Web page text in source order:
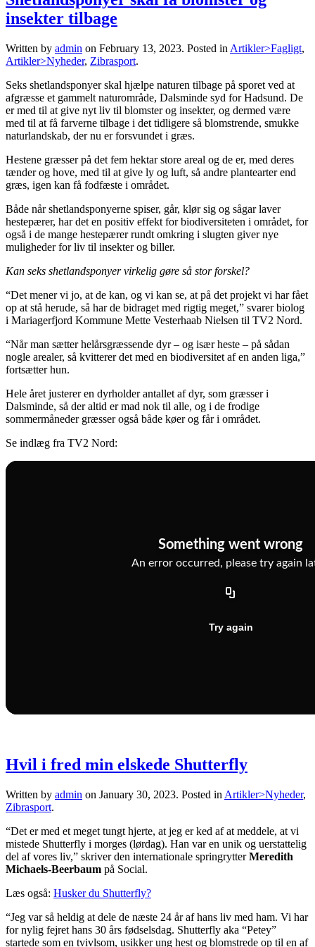
insekter tilbage
Written by admin on February 13, 2023. Posted in Artikler>Fagligt,
Artikler>Nyheder, Zibrasport.
Seks shetlandsponyer skal hjælpe naturen tilbage på sporet ved at
afgræsse et gammelt naturområde, Dalsminde syd for Hadsund. De
er med til at give nyt liv til blomster og insekter, og dermed være
med til at få farverne tilbage i det tidligere så blomstrende, smukke
naturlandskab, der nu er forsvundet i græs.
Hestene græsser på det fem hektar store areal og de er, med deres
tænder og hove, med til at give ly og luft, så andre plantearter end
græs, igen kan få fodfæste i området.
Både når shetlandsponyerne spiser, går, klør sig og sågar laver
hestepærer, har det en positiv effekt for biodiversiteten i området, for
også i de mange hestepærer rundt omkring i slugten giver nye
muligheder for liv til insekter og biller.
Kan seks shetlandsponyer virkelig gøre så stor forskel?
“Det mener vi jo, at de kan, og vi kan se, at på det projekt vi har fået
op at stå herude, så har de bidraget med rigtig meget,” svarer biolog
i Mariagerfjord Kommune Mette Vesterhaab Nielsen til TV2 Nord.
“Når man sætter helårsgræssende dyr – og især heste – på sådan
nogle arealer, så kvitterer det med en biodiversitet af en anden liga,”
fortsætter hun.
Hele året justerer en dyrholder antallet af dyr, som græsser i
Dalsminde, så der altid er mad nok til alle, og i de frodige
sommermåneder græsser også både køer og får i området.
Se indlæg fra TV2 Nord:
Hvil i fred min elskede Shutterfly
Written by admin on January 30, 2023. Posted in Artikler>Nyheder,
Zibrasport.
“Det er med et meget tungt hjerte, at jeg er ked af at meddele, at vi
mistede Shutterfly i morges (lørdag). Han var en unik og uerstattelig
del af vores liv,” skriver den internationale springrytterMeredith
Michaels-Beerbaum på Social.
Læs også: Husker du Shutterfly?
“Jeg var så heldig at dele de næste 24 år af hans liv med ham. Vi har
for nylig fejret hans 30 års fødselsdag. Shutterfly aka “Petey”
startede som en tvivlsom, usikker ung hest og blomstrede op til en af